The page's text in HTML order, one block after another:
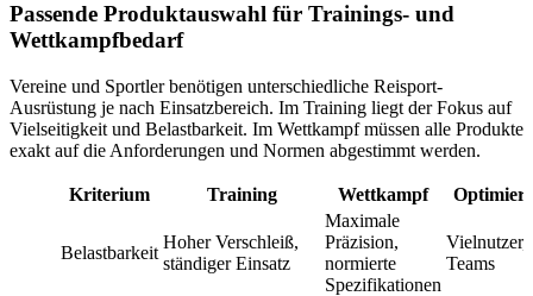
Passende Produktauswahl für Trainings- und
Wettkampfbedarf
Vereine und Sportler benötigen unterschiedliche Reisport-
Ausrüstung je nach Einsatzbereich. Im Training liegt der Fokus auf
Vielseitigkeit und Belastbarkeit. Im Wettkampf müssen alle Produkte
exakt auf die Anforderungen und Normen abgestimmt werden.
Kriterium Training Wettkampf
Belastbarkeit
Hoher Verschleiß,
ständiger Einsatz
Maximale
Präzision,
normierte
Spezifikationen
Vielnutzer,
Teams